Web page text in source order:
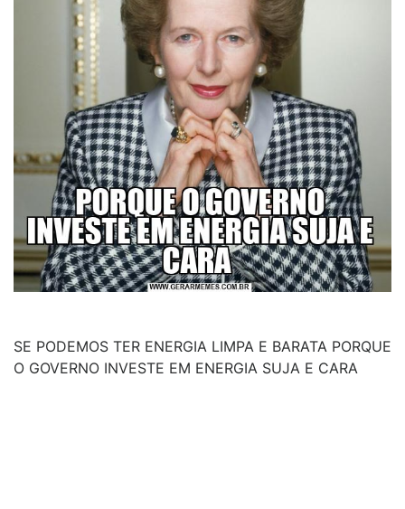
SE PODEMOS TER ENERGIA LIMPA E BARATA PORQUE
O GOVERNO INVESTE EM ENERGIA SUJA E CARA